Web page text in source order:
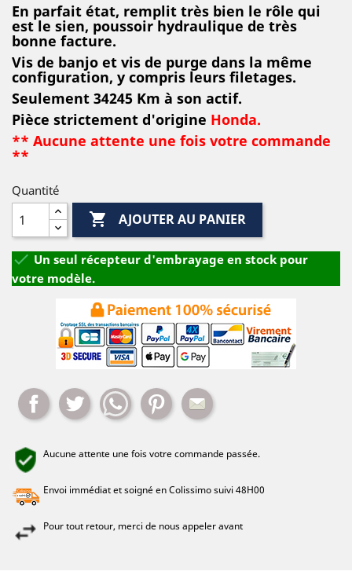
En parfait état, remplit très bien le rôle qui
est le sien, poussoir hydraulique de très
bonne facture.
Vis de banjo et vis de purge dans la même
configuration, y compris leurs filetages.
Seulement 34245 Km à son actif.
Pièce strictement d'origine Honda.
** Aucune attente une fois votre commande
**
Quantité
 AJOUTER AU PANIER
 Un seul récepteur d'embrayage en stock pour
votre modèle.
Partager Tweet WhatsappPinterest
Aucune attente une fois votre commande passée.
Envoi immédiat et soigné en Colissimo suivi 48H00
Pour tout retour, merci de nous appeler avant